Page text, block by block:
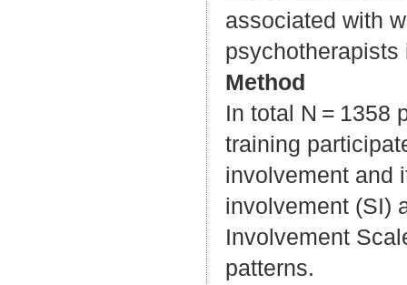
associated with
psychotherapists
Method
In total N = 1358
training
involvement and
involvement (SI)
Involvement
patterns.